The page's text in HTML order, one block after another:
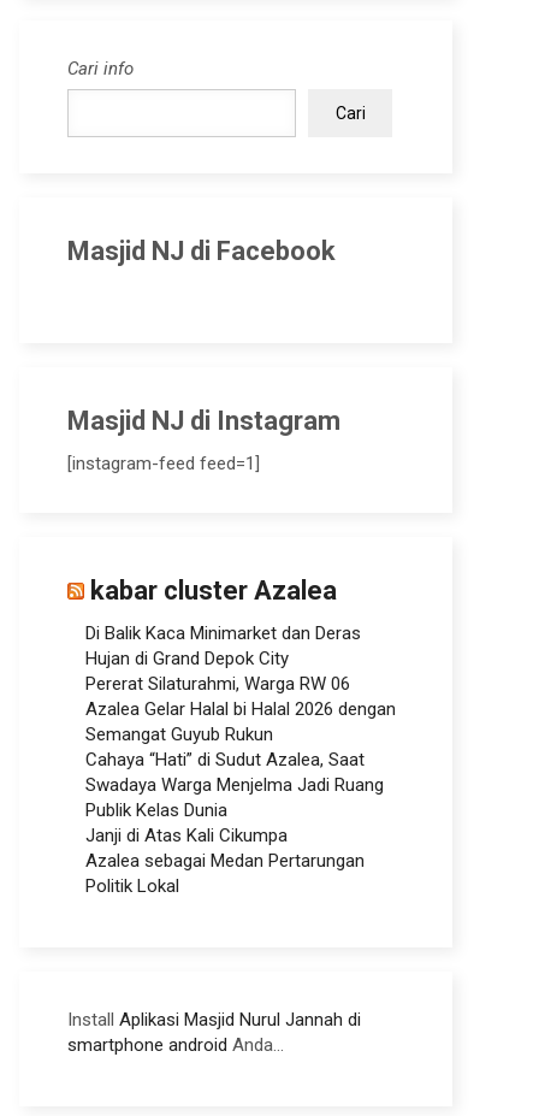
Cari info
Cari
Masjid NJ di Facebook
Masjid NJ di Instagram
[instagram-feed feed=1]
kabar cluster Azalea
Di Balik Kaca Minimarket dan Deras
Hujan di Grand Depok City
Pererat Silaturahmi, Warga RW 06
Azalea Gelar Halal bi Halal 2026 dengan
Semangat Guyub Rukun
Cahaya “Hati” di Sudut Azalea, Saat
Swadaya Warga Menjelma Jadi Ruang
Publik Kelas Dunia
Janji di Atas Kali Cikumpa
Azalea sebagai Medan Pertarungan
Politik Lokal
Install Aplikasi Masjid Nurul Jannah di
smartphone android Anda...